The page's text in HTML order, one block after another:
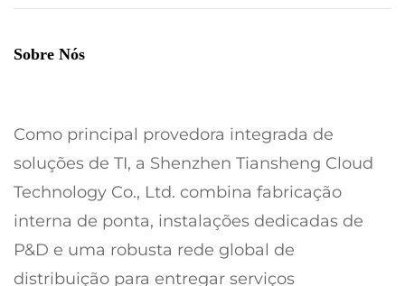
Sobre Nós
Como principal provedora integrada de
soluções de TI, a Shenzhen Tiansheng Cloud
Technology Co., Ltd. combina fabricação
interna de ponta, instalações dedicadas de
P&D e uma robusta rede global de
distribuição para entregar serviços